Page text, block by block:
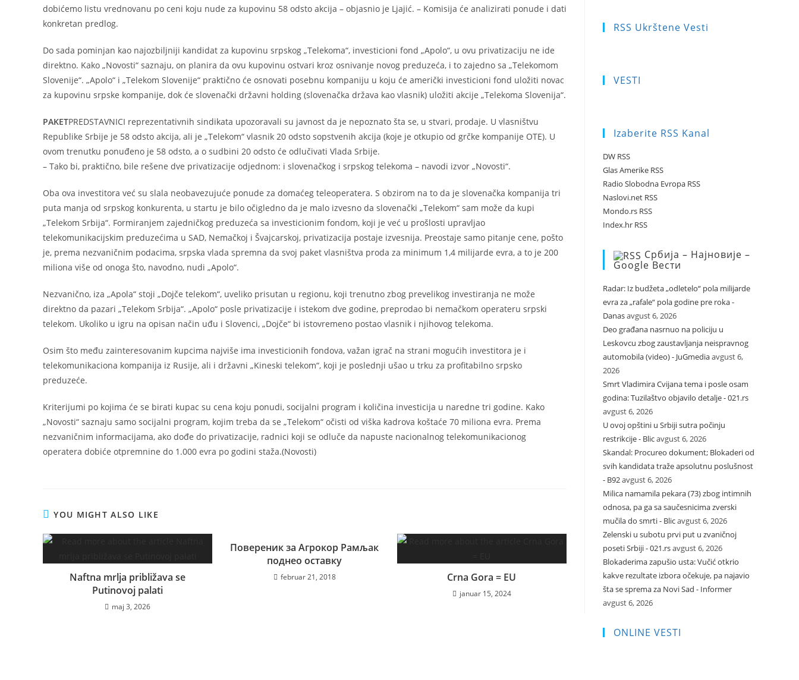
dobićemo listu vrednovanu po ceni koju nude za kupovinu 58 odsto akcija – objasnio je Ljajić. – Komisija će analizirati ponude i dati
konkretan predlog.
Do sada pominjan kao najozbiljniji kandidat za kupovinu srpskog „Telekoma“, investicioni fond „Apolo“, u ovu privatizaciju ne ide
direktno. Kako „Novosti“ saznaju, on planira da ovu kupovinu ostvari kroz osnivanje novog preduzeća, i to zajedno sa „Telekomom
Slovenije“. „Apolo“ i „Telekom Slovenije“ praktično će osnovati posebnu kompaniju u koju će američki investicioni fond uložiti novac
za kupovinu srpske kompanije, dok će slovenački državni holding (slovenačka država kao vlasnik) uložiti akcije „Telekoma Slovenija“.
PAKETPREDSTAVNICI reprezentativnih sindikata upozoravali su javnost da je nepoznato šta se, u stvari, prodaje. U vlasništvu
Republike Srbije je 58 odsto akcija, ali je „Telekom“ vlasnik 20 odsto sopstvenih akcija (koje je otkupio od grčke kompanije OTE). U
ovom trenutku ponuđeno je 58 odsto, a o sudbini 20 odsto će odlučivati Vlada Srbije.
– Tako bi, praktično, bile rešene dve privatizacije odjednom: i slovenačkog i srpskog telekoma – navodi izvor „Novosti“.
Oba ova investitora već su slala neobavezujuće ponude za domaćeg teleoperatera. S obzirom na to da je slovenačka kompanija tri
puta manja od srpskog konkurenta, u startu je bilo očigledno da je malo izvesno da slovenački „Telekom“ sam može da kupi
„Telekom Srbija“. Formiranjem zajedničkog preduzeća sa investicionim fondom, koji je već u prošlosti upravljao
telekomunikacijskim preduzećima u SAD, Nemačkoj i Švajcarskoj, privatizacija postaje izvesnija. Preostaje samo pitanje cene, pošto
je, prema nezvaničnim podacima, srpska vlada spremna da svoj paket vlasništva proda za minimum 1,4 milijarde evra, a to je 200
miliona više od onoga što, navodno, nudi „Apolo“.
Nezvanično, iza „Apola“ stoji „Dojče telekom“, uveliko prisutan u regionu, koji trenutno zbog prevelikog investiranja ne može
direktno da pazari „Telekom Srbija“. „Apolo“ posle privatizacije i istekom dve godine, preprodao bi nemačkom operateru srpski
telekom. Ukoliko u igru na opisan način uđu i Slovenci, „Dojče“ bi istovremeno postao vlasnik i njihovog telekoma.
Osim što među zainteresovanim kupcima najviše ima investicionih fondova, važan igrač na strani mogućih investitora je i
telekomunikaciona kompanija iz Rusije, ali i državni „Kineski telekom“, koji je poslednji ušao u trku za profitabilno srpsko
preduzeće.
Kriterijumi po kojima će se birati kupac su cena koju ponudi, socijalni program i količina investicija u naredne tri godine. Kako
„Novosti“ saznaju samo socijalni program, kojim treba da se „Telekom“ očisti od viška kadrova koštaće 70 miliona evra. Prema
nezvaničnim informacijama, ako dođe do privatizacije, radnici koji se odluče da napuste nacionalnog telekomunikacionog
operatera dobiće otpremnine do 1.000 evra po godini staža.(Novosti)
YOU MIGHT ALSO LIKE
Naftna mrlja približava se
Putinovoj palati
maj 3, 2026
Повереник за Агрокор Рамљак
поднео оставку
februar 21, 2018 Crna Gora = EU
januar 15, 2024
RSS Ukrštene Vesti
VESTI
Izaberite RSS Kanal
DW RSS
Glas Amerike RSS
Radio Slobodna Evropa RSS
Naslovi.net RSS
Mondo.rs RSS
Index.hr RSS
Србија – Најновије –
Google Вести
Radar: Iz budžeta „odletelo“ pola milijarde
evra za „rafale“ pola godine pre roka -
Danasavgust 6, 2026
Deo građana nasrnuo na policiju u
Leskovcu zbog zaustavljanja neispravnog
automobila (video) - JuGmediaavgust 6,
2026
Smrt Vladimira Cvijana tema i posle osam
godina: Tuzilaštvo objavilo detalje - 021.rs
avgust 6, 2026
U ovoj opštini u Srbiji sutra počinju
restrikcije - Blicavgust 6, 2026
Skandal: Procureo dokument; Blokaderi od
svih kandidata traže apsolutnu poslušnost
- B92avgust 6, 2026
Milica namamila pekara (73) zbog intimnih
odnosa, pa ga sa saučesnicima zverski
mučila do smrti - Blicavgust 6, 2026
Zelenski u subotu prvi put u zvaničnoj
poseti Srbiji - 021.rsavgust 6, 2026
Blokaderima zapušio usta: Vučić otkrio
kakve rezultate izbora očekuje, pa najavio
šta se sprema za Novi Sad - Informer
avgust 6, 2026
ONLINE VESTI